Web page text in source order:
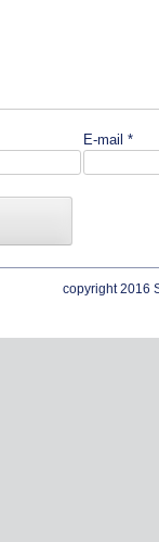
E-mail *
copyright 2016